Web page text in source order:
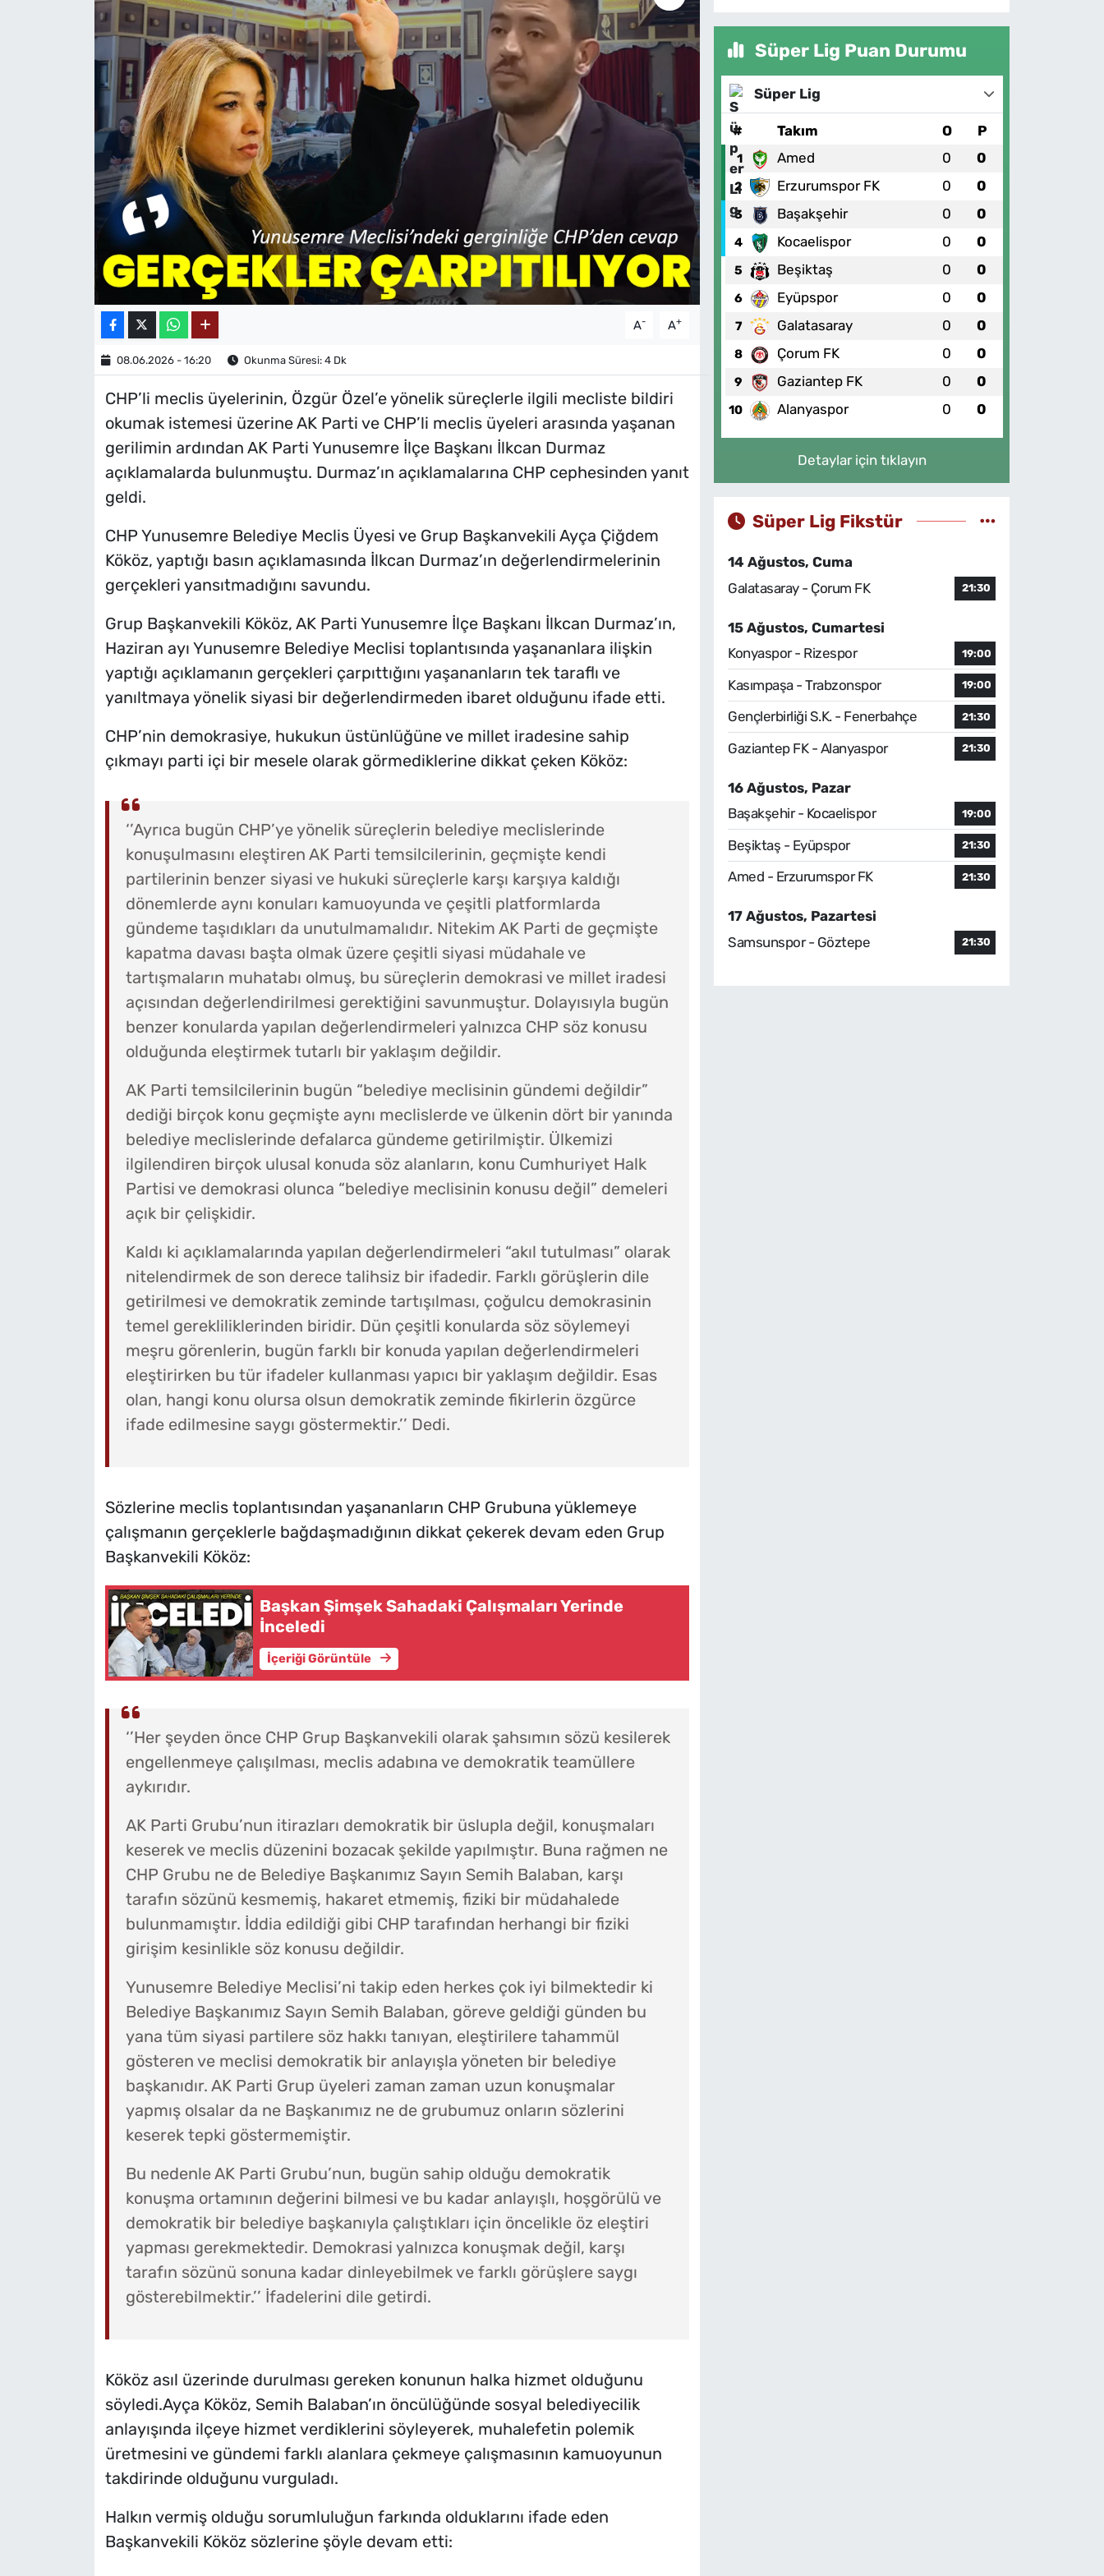
A- A+
08.06.2026 - 16:20 Okunma Süresi: 4 Dk
CHP’li meclis üyelerinin, Özgür Özel’e yönelik süreçlerle ilgili mecliste bildiri
okumak istemesi üzerine AK Parti ve CHP’li meclis üyeleri arasında yaşanan
gerilimin ardından AK Parti Yunusemre İlçe Başkanı İlkcan Durmaz
açıklamalarda bulunmuştu. Durmaz’ın açıklamalarına CHP cephesinden yanıt
geldi.
CHP Yunusemre Belediye Meclis Üyesi ve Grup Başkanvekili Ayça Çiğdem
Kököz, yaptığı basın açıklamasında İlkcan Durmaz’ın değerlendirmelerinin
gerçekleri yansıtmadığını savundu.
Grup Başkanvekili Kököz, AK Parti Yunusemre İlçe Başkanı İlkcan Durmaz’ın,
Haziran ayı Yunusemre Belediye Meclisi toplantısında yaşananlara ilişkin
yaptığı açıklamanın gerçekleri çarpıttığını yaşananların tek taraflı ve
yanıltmaya yönelik siyasi bir değerlendirmeden ibaret olduğunu ifade etti.
CHP’nin demokrasiye, hukukun üstünlüğüne ve millet iradesine sahip
çıkmayı parti içi bir mesele olarak görmediklerine dikkat çeken Kököz:
‘’Ayrıca bugün CHP’ye yönelik süreçlerin belediye meclislerinde
konuşulmasını eleştiren AK Parti temsilcilerinin, geçmişte kendi
partilerinin benzer siyasi ve hukuki süreçlerle karşı karşıya kaldığı
dönemlerde aynı konuları kamuoyunda ve çeşitli platformlarda
gündeme taşıdıkları da unutulmamalıdır. Nitekim AK Parti de geçmişte
kapatma davası başta olmak üzere çeşitli siyasi müdahale ve
tartışmaların muhatabı olmuş, bu süreçlerin demokrasi ve millet iradesi
açısından değerlendirilmesi gerektiğini savunmuştur. Dolayısıyla bugün
benzer konularda yapılan değerlendirmeleri yalnızca CHP söz konusu
olduğunda eleştirmek tutarlı bir yaklaşım değildir.
AK Parti temsilcilerinin bugün “belediye meclisinin gündemi değildir”
dediği birçok konu geçmişte aynı meclislerde ve ülkenin dört bir yanında
belediye meclislerinde defalarca gündeme getirilmiştir. Ülkemizi
ilgilendiren birçok ulusal konuda söz alanların, konu Cumhuriyet Halk
Partisi ve demokrasi olunca “belediye meclisinin konusu değil” demeleri
açık bir çelişkidir.
Kaldı ki açıklamalarında yapılan değerlendirmeleri “akıl tutulması” olarak
nitelendirmek de son derece talihsiz bir ifadedir. Farklı görüşlerin dile
getirilmesi ve demokratik zeminde tartışılması, çoğulcu demokrasinin
temel gerekliliklerinden biridir. Dün çeşitli konularda söz söylemeyi
meşru görenlerin, bugün farklı bir konuda yapılan değerlendirmeleri
eleştirirken bu tür ifadeler kullanması yapıcı bir yaklaşım değildir. Esas
olan, hangi konu olursa olsun demokratik zeminde fikirlerin özgürce
ifade edilmesine saygı göstermektir.’’ Dedi.
Sözlerine meclis toplantısından yaşananların CHP Grubuna yüklemeye
çalışmanın gerçeklerle bağdaşmadığının dikkat çekerek devam eden Grup
Başkanvekili Kököz:
Başkan Şimşek Sahadaki Çalışmaları Yerinde
İnceledi
İçeriği Görüntüle
‘’Her şeyden önce CHP Grup Başkanvekili olarak şahsımın sözü kesilerek
engellenmeye çalışılması, meclis adabına ve demokratik teamüllere
aykırıdır.
AK Parti Grubu’nun itirazları demokratik bir üslupla değil, konuşmaları
keserek ve meclis düzenini bozacak şekilde yapılmıştır. Buna rağmen ne
CHP Grubu ne de Belediye Başkanımız Sayın Semih Balaban, karşı
tarafın sözünü kesmemiş, hakaret etmemiş, fiziki bir müdahalede
bulunmamıştır. İddia edildiği gibi CHP tarafından herhangi bir fiziki
girişim kesinlikle söz konusu değildir.
Yunusemre Belediye Meclisi’ni takip eden herkes çok iyi bilmektedir ki
Belediye Başkanımız Sayın Semih Balaban, göreve geldiği günden bu
yana tüm siyasi partilere söz hakkı tanıyan, eleştirilere tahammül
gösteren ve meclisi demokratik bir anlayışla yöneten bir belediye
başkanıdır. AK Parti Grup üyeleri zaman zaman uzun konuşmalar
yapmış olsalar da ne Başkanımız ne de grubumuz onların sözlerini
keserek tepki göstermemiştir.
Bu nedenle AK Parti Grubu’nun, bugün sahip olduğu demokratik
konuşma ortamının değerini bilmesi ve bu kadar anlayışlı, hoşgörülü ve
demokratik bir belediye başkanıyla çalıştıkları için öncelikle öz eleştiri
yapması gerekmektedir. Demokrasi yalnızca konuşmak değil, karşı
tarafın sözünü sonuna kadar dinleyebilmek ve farklı görüşlere saygı
gösterebilmektir.’’ İfadelerini dile getirdi.
Kököz asıl üzerinde durulması gereken konunun halka hizmet olduğunu
söyledi.Ayça Kököz, Semih Balaban’ın öncülüğünde sosyal belediyecilik
anlayışında ilçeye hizmet verdiklerini söyleyerek, muhalefetin polemik
üretmesini ve gündemi farklı alanlara çekmeye çalışmasının kamuoyunun
takdirinde olduğunu vurguladı.
Halkın vermiş olduğu sorumluluğun farkında olduklarını ifade eden
Başkanvekili Kököz sözlerine şöyle devam etti:
Süper Lig Puan Durumu
Süper Lig
# Takım O P
1 Amed 0 0
2 Erzurumspor FK 0 0
3 Başakşehir 0 0
4 Kocaelispor 0 0
5 Beşiktaş 0 0
6 Eyüpspor 0 0
7 Galatasaray 0 0
8 Çorum FK 0 0
9 Gaziantep FK 0 0
10 Alanyaspor 0 0
Detaylar için tıklayın
Süper Lig Fikstür
14 Ağustos, Cuma
Galatasaray - Çorum FK
21:30
15 Ağustos, Cumartesi
Konyaspor - Rizespor
19:00
Kasımpaşa - Trabzonspor 19:00
Gençlerbirliği S.K. - Fenerbahçe 21:30
Gaziantep FK - Alanyaspor 21:30
16 Ağustos, Pazar
Başakşehir - Kocaelispor
19:00
Beşiktaş - Eyüpspor 21:30
Amed - Erzurumspor FK 21:30
17 Ağustos, Pazartesi
Samsunspor - Göztepe
21:30
MAGAZİN